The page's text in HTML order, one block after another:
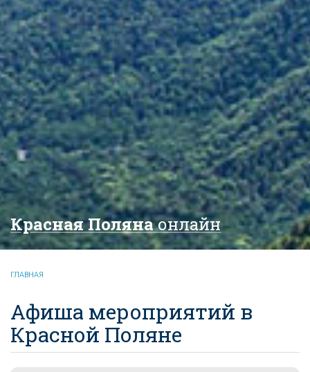
Красная Полянаонлайн
ГЛАВНАЯ
Афиша мероприятий в
Красной Поляне